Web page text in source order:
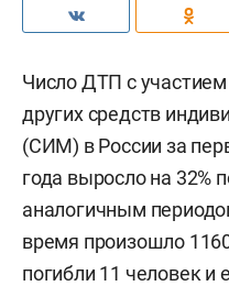
Число ДТП с
других средств
(СИМ) в России за
года выросло на 32%
аналогичным
время произошло
погибли 11 человек и